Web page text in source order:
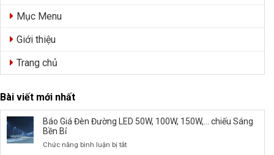
Mục Menu
Giới thiệu
Trang chủ
Bài viết mới nhất
Báo Giá Đèn Đường LED 50W, 100W, 150W,… chiếu Sáng
Bền Bỉ
Chức năng bình luận bị tắtở